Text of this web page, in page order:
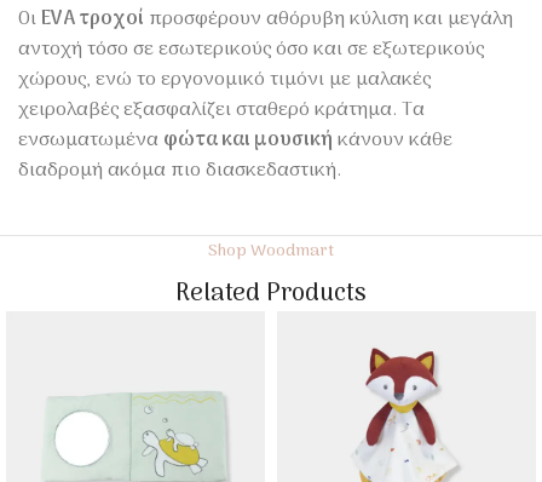
ΟιEVA τροχοί προσφέρουν αθόρυβη κύλιση και μεγάλη
αντοχή τόσο σε εσωτερικούς όσο και σε εξωτερικούς
χώρους, ενώ το εργονομικό τιμόνι με μαλακές
χειρολαβές εξασφαλίζει σταθερό κράτημα. Τα
ενσωματωμένα φώτα και μουσικήκάνουν κάθε
διαδρομή ακόμα πιο διασκεδαστική.
Shop Woodmart
Related Products